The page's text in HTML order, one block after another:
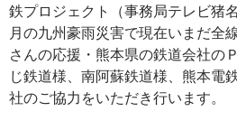
鉄プロジェクト（事務局テレビ猪
月の九州豪雨災害で現在いまだ全
さんの応援・熊本県の鉄道会社の
じ鉄道様、南阿蘇鉄道様、熊本
社のご協力をいただき行います。